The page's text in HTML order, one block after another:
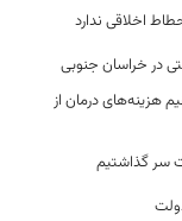
اخلاقی ندارد
در خراسان جنوبی
هزینه‌های درمان از
سر گذاشتیم